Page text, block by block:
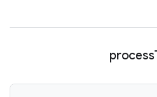
process